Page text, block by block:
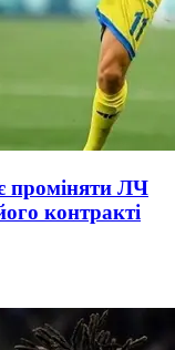
проміняти ЛЧ
контракті